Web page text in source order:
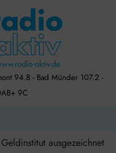
94.8 - Bad Münder 107.2 -
9C
ausgezeichnet